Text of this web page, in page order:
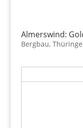
Almerswind:
Bergbau,